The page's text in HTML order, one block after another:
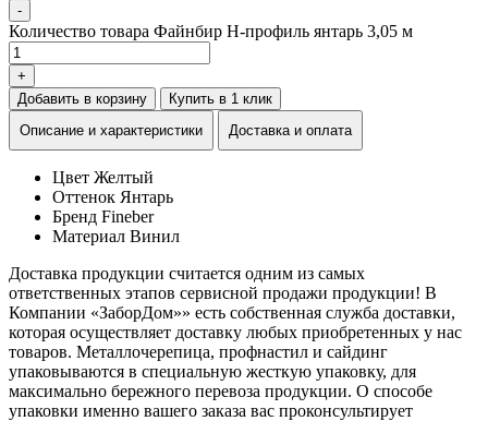
-
Количество товара Файнбир H-профиль янтарь 3,05 м
+
Добавить в корзину
Купить в 1 клик
Описание и характеристики
Доставка и оплата
Цвет Желтый
Оттенок Янтарь
Бренд Fineber
Материал Винил
Доставка продукции считается одним из самых
ответственных этапов сервисной продажи продукции! В
Компании «ЗаборДом»» есть собственная служба доставки,
которая осуществляет доставку любых приобретенных у нас
товаров. Металлочерепица, профнастил и сайдинг
упаковываются в специальную жесткую упаковку, для
максимально бережного перевоза продукции. О способе
упаковки именно вашего заказа вас проконсультирует